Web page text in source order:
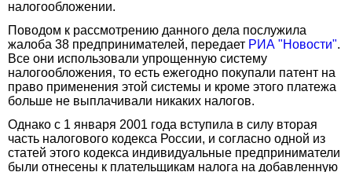
налогообложении.
Поводом к рассмотрению данного дела послужила
жалоба 38 предпринимателей, передает РИА "Новости".
Все они использовали упрощенную систему
налогообложения, то есть ежегодно покупали патент на
право применения этой системы и кроме этого платежа
больше не выплачивали никаких налогов.
Однако с 1 января 2001 года вступила в силу вторая
часть налогового кодекса России, и согласно одной из
статей этого кодекса индивидуальные предприниматели
были отнесены к плательщикам налога на добавленную